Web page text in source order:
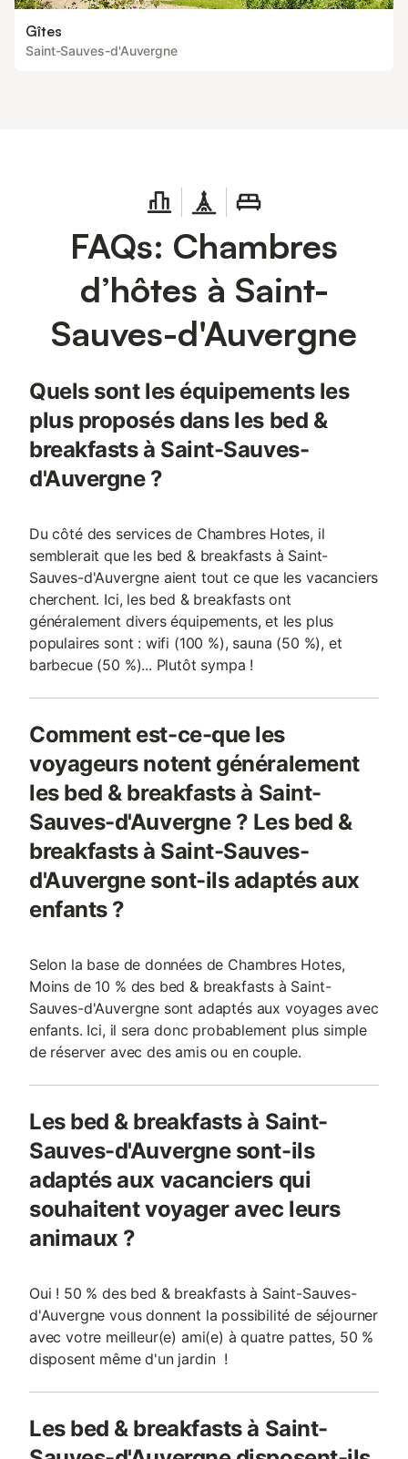
Gîtes
Saint-Sauves-d'Auvergne
FAQs: Chambres
d’hôtes à Saint-
Sauves-d'Auvergne
Quels sont les équipements les
plus proposés dans les bed &
breakfasts à Saint-Sauves-
d'Auvergne ?
Du côté des services de Chambres Hotes, il
semblerait que les bed & breakfasts à Saint-
Sauves-d'Auvergne aient tout ce que les vacanciers
cherchent. Ici, les bed & breakfasts ont
généralement divers équipements, et les plus
populaires sont : wifi (100 %), sauna (50 %), et
barbecue (50 %)... Plutôt sympa !
Comment est-ce-que les
voyageurs notent généralement
les bed & breakfasts à Saint-
Sauves-d'Auvergne ? Les bed &
breakfasts à Saint-Sauves-
d'Auvergne sont-ils adaptés aux
enfants ?
Selon la base de données de Chambres Hotes,
Moins de 10 % des bed & breakfasts à Saint-
Sauves-d'Auvergne sont adaptés aux voyages avec
enfants. Ici, il sera donc probablement plus simple
de réserver avec des amis ou en couple.
Les bed & breakfasts à Saint-
Sauves-d'Auvergne sont-ils
adaptés aux vacanciers qui
souhaitent voyager avec leurs
animaux ?
Oui ! 50 % des bed & breakfasts à Saint-Sauves-
d'Auvergne vous donnent la possibilité de séjourner
avec votre meilleur(e) ami(e) à quatre pattes, 50 %
disposent même d'un jardin !
Les bed & breakfasts à Saint-